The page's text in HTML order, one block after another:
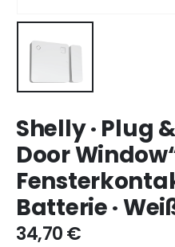
Shelly · Plug
Door
Batterie ·
34,70€